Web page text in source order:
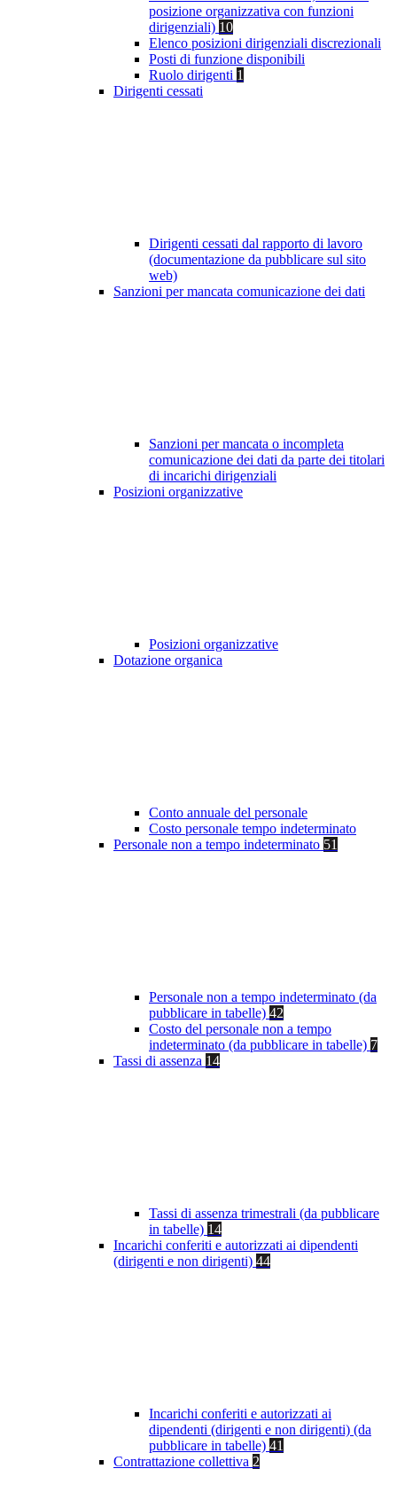
posizione organizzativa con funzioni
dirigenziali) 10
Elenco posizioni dirigenziali discrezionali
Posti di funzione disponibili
Ruolo dirigenti 1
Dirigenti cessati
Dirigenti cessati dal rapporto di lavoro
(documentazione da pubblicare sul sito
web)
Sanzioni per mancata comunicazione dei dati
Sanzioni per mancata o incompleta
comunicazione dei dati da parte dei titolari
di incarichi dirigenziali
Posizioni organizzative
Posizioni organizzative
Dotazione organica
Conto annuale del personale
Costo personale tempo indeterminato
Personale non a tempo indeterminato 51
Personale non a tempo indeterminato (da
pubblicare in tabelle) 42
Costo del personale non a tempo
indeterminato (da pubblicare in tabelle) 7
Tassi di assenza 14
Tassi di assenza trimestrali (da pubblicare
in tabelle) 14
Incarichi conferiti e autorizzati ai dipendenti
(dirigenti e non dirigenti) 44
Incarichi conferiti e autorizzati ai
dipendenti (dirigenti e non dirigenti) (da
pubblicare in tabelle) 41
Contrattazione collettiva 2